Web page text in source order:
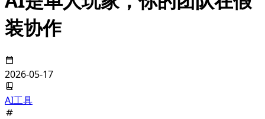
装协作
2026-05-17
AI工具